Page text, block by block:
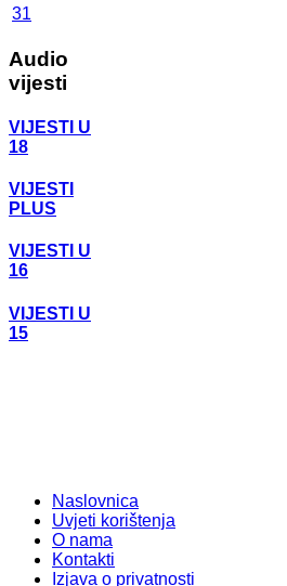
31
Audio
vijesti
VIJESTI U
18
VIJESTI
PLUS
VIJESTI U
16
VIJESTI U
15
Naslovnica
Uvjeti korištenja
O nama
Kontakti
Izjava o privatnosti